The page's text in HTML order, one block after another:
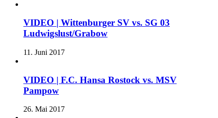
VIDEO | Wittenburger SV vs. SG 03
Ludwigslust/Grabow
11. Juni 2017
VIDEO | F.C. Hansa Rostock vs. MSV
Pampow
26. Mai 2017